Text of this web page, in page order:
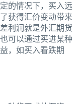
的情况下，买入远
获得汇价变动带来
利润就是外汇期货
可以通过买进某种
，如买入看跌期